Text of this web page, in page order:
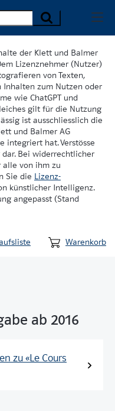
der Klett und Balmer
Lizenznehmer (Nutzer)
von Texten,
zum Nutzen oder
wie ChatGPT und
gilt für die Nutzung
ist ausschliesslich die
und Balmer AG
integriert hat. Verstösse
Bei widerrechtlicher
von ihm zu
Sie die Lizenz-
künstlicher Intelligenz.
angepasst (Stand
Warenkorb
ab 2016
zu «Le Cours